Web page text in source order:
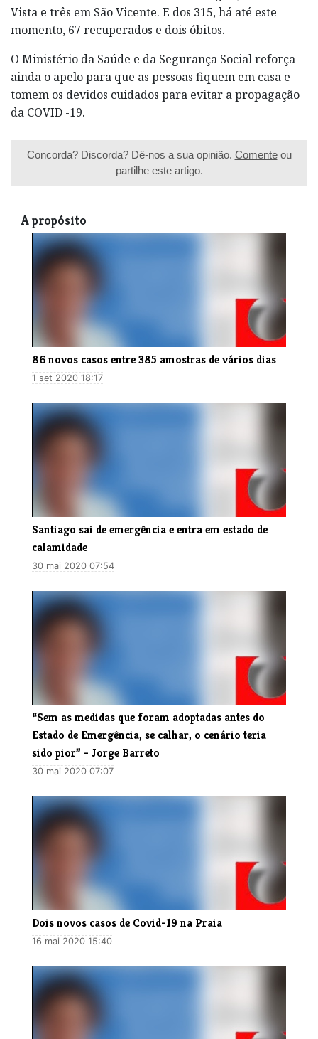
Vista e três em São Vicente. E dos 315, há até este
momento, 67 recuperados e dois óbitos.
O Ministério da Saúde e da Segurança Social reforça
ainda o apelo para que as pessoas fiquem em casa e
tomem os devidos cuidados para evitar a propagação
da COVID -19.
Concorda? Discorda? Dê-nos a sua opinião. Comenteou
partilhe este artigo.
A propósito
86 novos casos entre 385 amostras de vários dias
1 set 2020 18:17
​Santiago sai de emergência e entra em estado de
calamidade
30 mai 2020 07:54
“Sem as medidas que foram adoptadas antes do
Estado de Emergência, se calhar, o cenário teria
sido pior” - Jorge Barreto
30 mai 2020 07:07
Dois novos casos de Covid-19 na Praia
16 mai 2020 15:40